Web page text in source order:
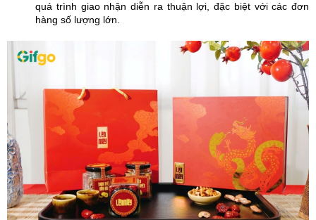
quá trình giao nhận diễn ra thuận lợi, đặc biệt với các đơn
hàng số lượng lớn.